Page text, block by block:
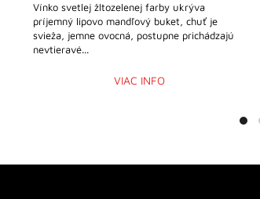
Vínko svetlej žltozelenej farby ukrýva
príjemný lipovo mandľový buket, chuť je
svieža, jemne ovocná, postupne prichádzajú
nevtieravé...
VIAC INFO